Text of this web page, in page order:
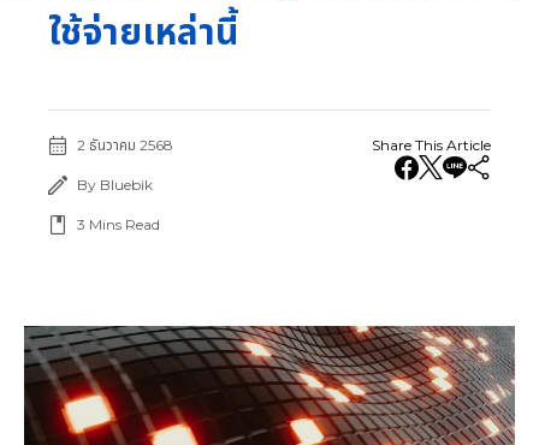
ใช้จ่ายเหล่านี้
2 ธันวาคม 2568
By Bluebik
3 Mins Read
Share This Article